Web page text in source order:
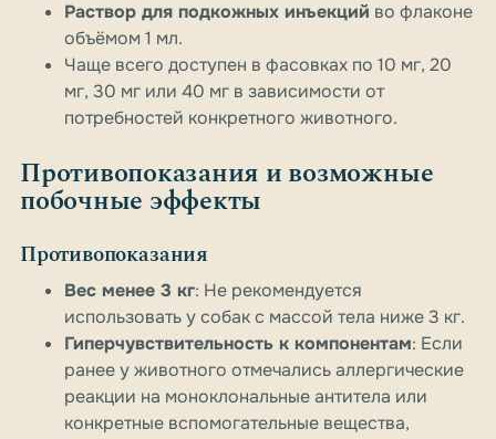
Раствор для подкожных инъекций во флаконе
объёмом 1 мл.
Чаще всего доступен в фасовках по 10 мг, 20
мг, 30 мг или 40 мг в зависимости от
потребностей конкретного животного.
Противопоказания и возможные
побочные эффекты
Противопоказания
Вес менее 3 кг: Не рекомендуется
использовать у собак с массой тела ниже 3 кг.
Гиперчувствительность к компонентам: Если
ранее у животного отмечались аллергические
реакции на моноклональные антитела или
конкретные вспомогательные вещества,